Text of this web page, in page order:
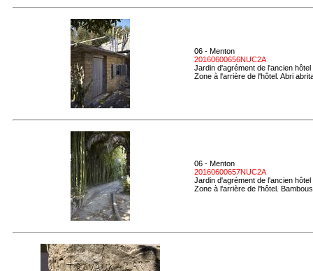
06 - Menton
20160600656NUC2A
Jardin d'agrément de l'ancien
Zone à l'arrière de l'hôtel. Abri
06 - Menton
20160600657NUC2A
Jardin d'agrément de l'ancien
Zone à l'arrière de l'hôtel.